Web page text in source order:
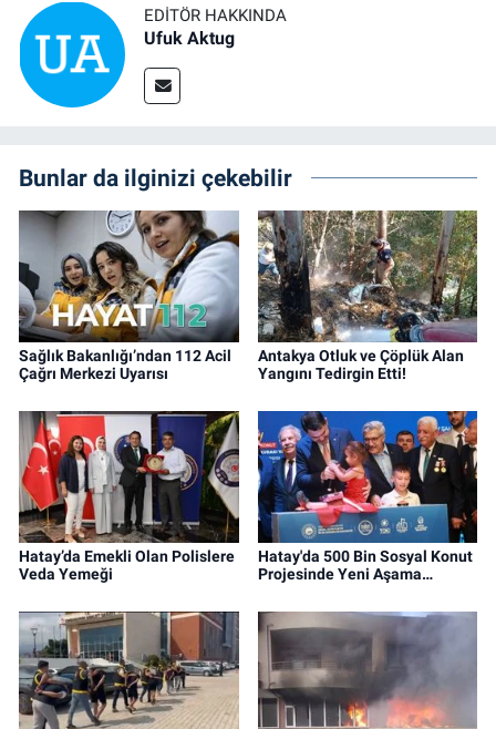
EDITÖR HAKKINDA
Ufuk Aktug
Bunlar da ilginizi çekebilir
Sağlık Bakanlığı’ndan 112 Acil
Çağrı Merkezi Uyarısı
Antakya Otluk ve Çöplük Alan
Yangını Tedirgin Etti!
Hatay’da Emekli Olan Polislere
Veda Yemeği
Hatay'da 500 Bin Sosyal Konut
Projesinde Yeni Aşama…